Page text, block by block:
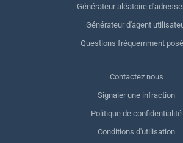
Générateur aléatoire
Générateur d'agent
Questions fréquemment
Contactez nous
Signaler une infraction
Politique de confidentialité
Conditions d'utilisation